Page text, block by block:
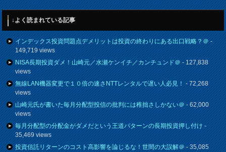
↓よく読まれている記事
インデックス投資問題点デメリットは投資の終わりにある出口戦略？＠-
149,719 views
NISA長期投資ダメ！山崎元／水瀬ケンイチ／カンチュンド＠- 127,838
views
無線LAN機器変更で１０倍の速さNTTレンタルで遅い人必見！- 72,268
views
山崎元氏が書いた毎月分配型投信の批判には稚拙さしかない＠- 62,000
views
毎月分配型の分配金がダメだという王道パターンの長期投資押し付け-
35,469 views
投資信託リターンのコスト高影響を論じるな！世間の大誤解＠- 35,085